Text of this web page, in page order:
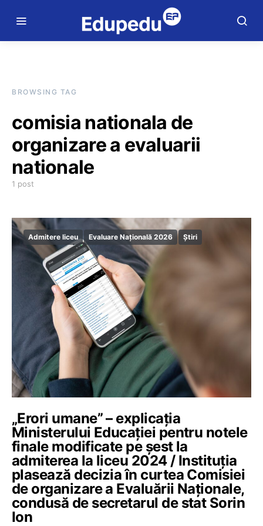
BROWSING TAG
comisia nationala de
organizare a evaluarii
nationale
1 post
Admitere liceu Evaluare Națională 2026 Știri
„Erori umane” – explicația
Ministerului Educației pentru notele
finale modificate pe șest la
admiterea la liceu 2024 / Instituția
plasează decizia în curtea Comisiei
de organizare a Evaluării Naționale,
condusă de secretarul de stat Sorin
Ion